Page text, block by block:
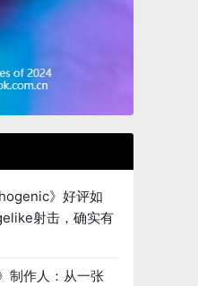
》好评如
射击，确实有
制作人：从一张